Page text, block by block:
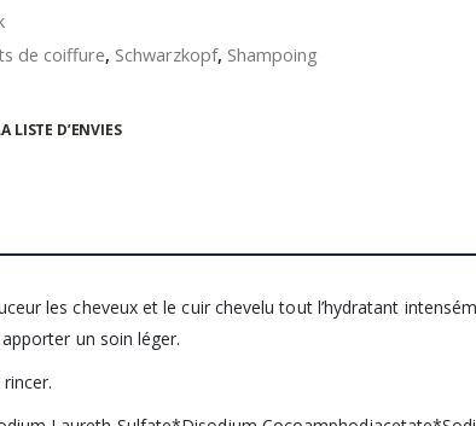
de coiffure, Schwarzkopf, Shampoing
LISTE D’ENVIES
les cheveux et le cuir chevelu tout l’hydratant
un soin léger.